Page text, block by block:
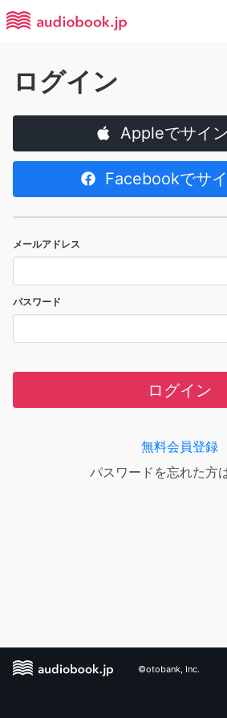
ログイン
Appleでサイ
Facebookでサ
メールアドレス
パスワード
ログイン
無料会員登録
パスワードを忘れた方
©otobank, Inc.